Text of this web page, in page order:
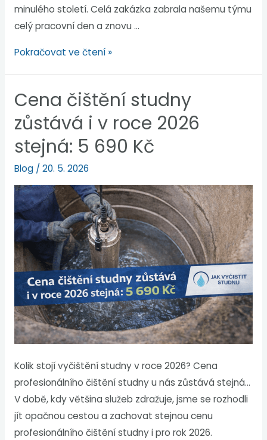
minulého století. Celá zakázka zabrala našemu týmu
celý pracovní den a znovu …
Pokračovat ve čtení »
Cena čištění studny
zůstává i v roce 2026
stejná: 5 690 Kč
Blog/ 20. 5. 2026
Kolik stojí vyčištění studny v roce 2026? Cena
profesionálního čištění studny u nás zůstává stejná…
V době, kdy většina služeb zdražuje, jsme se rozhodli
jít opačnou cestou a zachovat stejnou cenu
profesionálního čištění studny i pro rok 2026.